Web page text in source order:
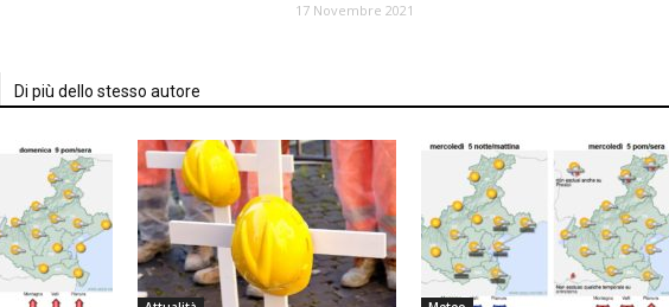
17 Novembre 2021
Di più dello stesso autore